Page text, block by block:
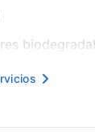
del espacio